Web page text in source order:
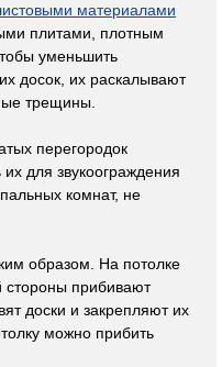
материалами
плитами, плотным
уменьшить
досок, их раскалывают
трещины.
перегородок
для звукоограждения
комнат, не
образом. На потолке
стороны прибивают
доски и закрепляют их
можно прибить